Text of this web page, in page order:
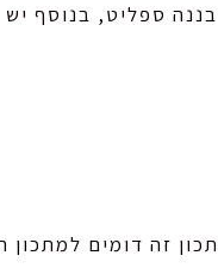
ספליט, בנוסף
זה דומים למתכון